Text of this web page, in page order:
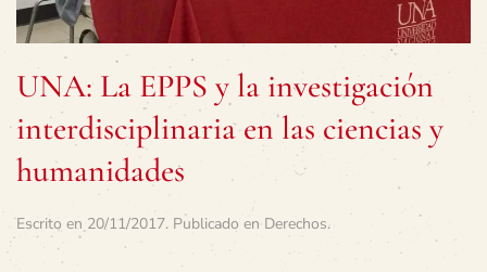
UNA: La EPPS y la investigación
interdisciplinaria en las ciencias y
humanidades
Escrito en 20/11/2017. Publicado en Derechos.